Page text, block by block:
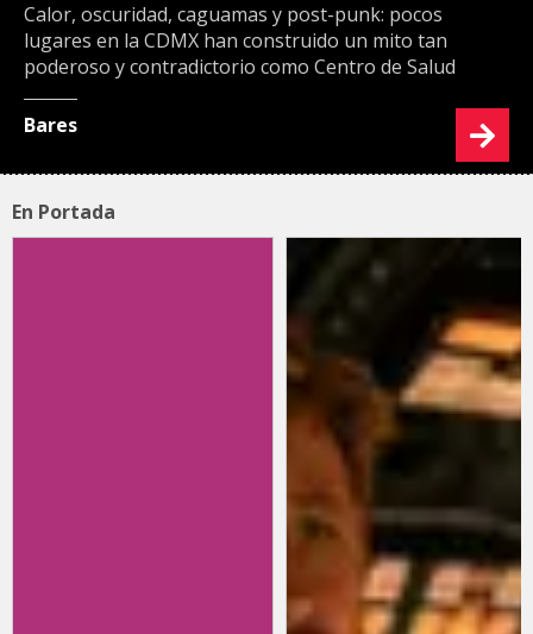
Calor, oscuridad, caguamas y post-punk: pocos
lugares en la CDMX han construido un mito tan
poderoso y contradictorio como Centro de Salud
Bares
En Portada